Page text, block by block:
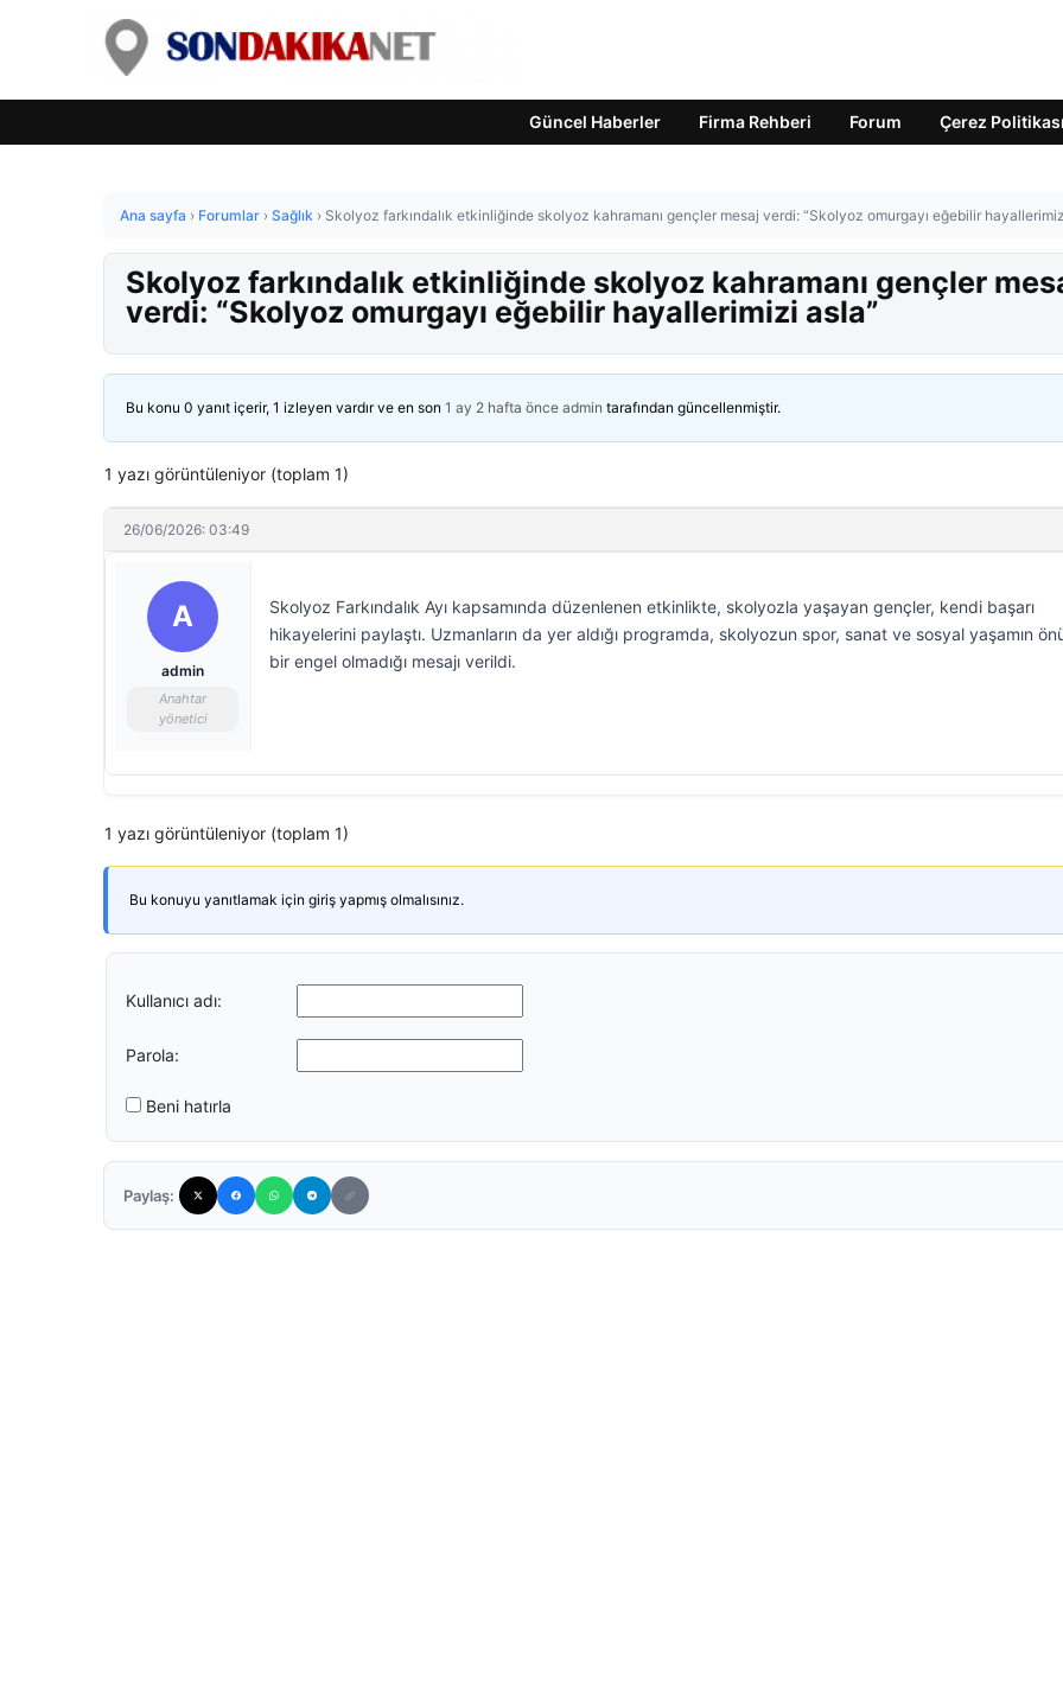
Güncel Haberler Firma Rehberi Forum Çerez Politikası
Ana sayfa › Forumlar › Sağlık › Skolyoz farkındalık etkinliğinde skolyoz kahramanı gençler mesaj verdi: “Skolyoz omurgayı eğebilir
Skolyoz farkındalık etkinliğinde skolyoz kahramanı gençler
verdi: “Skolyoz omurgayı eğebilir hayallerimizi asla”
Bu konu 0 yanıt içerir, 1 izleyen vardır ve en son 1 ay 2 hafta önce admin tarafından güncellenmiştir.
1 yazı görüntüleniyor (toplam 1)
26/06/2026: 03:49
A
admin
Anahtar
yönetici
Skolyoz Farkındalık Ayı kapsamında düzenlenen etkinlikte, skolyozla yaşayan gençler, kendi başarı
hikayelerini paylaştı. Uzmanların da yer aldığı programda, skolyozun spor, sanat ve sosyal yaşamın
bir engel olmadığı mesajı verildi.
1 yazı görüntüleniyor (toplam 1)
Bu konuyu yanıtlamak için giriş yapmış olmalısınız.
Kullanıcı adı:
Parola:
Beni hatırla
Paylaş: